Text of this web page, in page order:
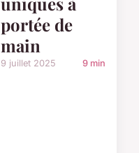
portée de
main
9 juillet 2025 9 min